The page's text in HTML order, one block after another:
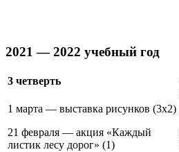
2021 — 2022 учебный год
3 четверть
1 марта — выставка рисунков (3х2)
21 февраля — акция «Каждый
листик лесу дорог» (1)